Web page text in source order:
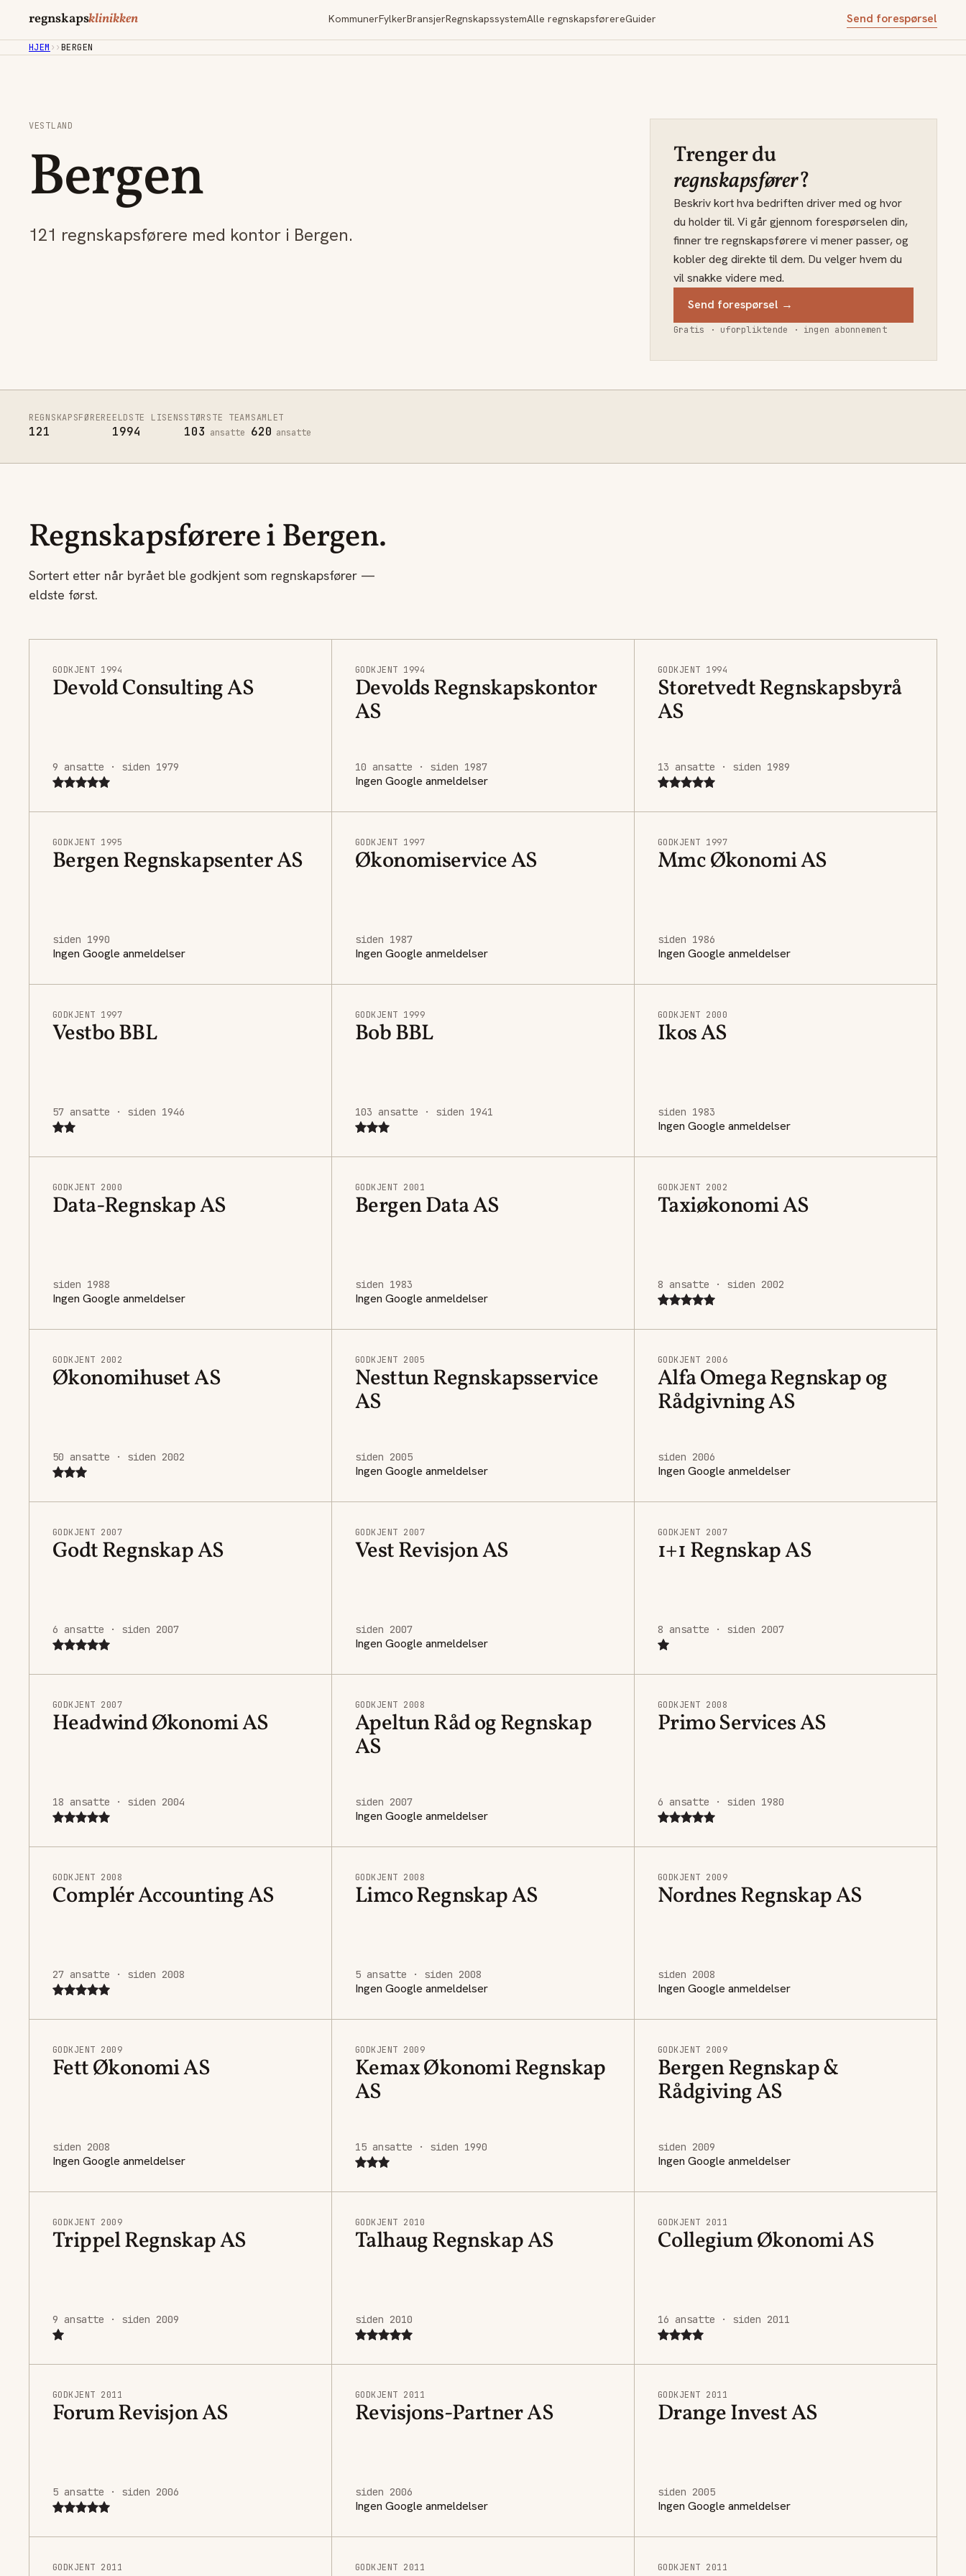
regnskapsklinikken KommunerFylkerBransjerRegnskapssystemAlle regnskapsførereGuider Send forespørsel
HJEM › ›BERGEN
VESTLAND
Bergen
121 regnskapsførere med kontor i Bergen.
Trenger du
regnskapsfører?
Beskriv kort hva bedriften driver med og hvor
du holder til. Vi går gjennom forespørselen din,
finner tre regnskapsførere vi mener passer, og
kobler deg direkte til dem. Du velger hvem du
vil snakke videre med.
Send forespørsel →
Gratis · uforpliktende · ingen abonnement
REGNSKAPSFØRERE
121
ELDSTE LISENS
1994
STØRSTE TEAM
103 ansatte
SAMLET
620 ansatte
Regnskapsførere i Bergen.
Sortert etter når byrået ble godkjent som regnskapsfører —
eldste først.
GODKJENT 1994
Devold Consulting AS
9 ansatte · siden 1979
GODKJENT 1994
Devolds Regnskapskontor
AS
10 ansatte · siden 1987
Ingen Google anmeldelser
GODKJENT 1994
Storetvedt Regnskapsbyrå
AS
13 ansatte · siden 1989
GODKJENT 1995
Bergen Regnskapsenter AS
siden 1990
Ingen Google anmeldelser
GODKJENT 1997
Økonomiservice AS
siden 1987
Ingen Google anmeldelser
GODKJENT 1997
Mmc Økonomi AS
siden 1986
Ingen Google anmeldelser
GODKJENT 1997
Vestbo BBL
57 ansatte · siden 1946
GODKJENT 1999
Bob BBL
103 ansatte · siden 1941
GODKJENT 2000
Ikos AS
siden 1983
Ingen Google anmeldelser
GODKJENT 2000
Data-Regnskap AS
siden 1988
Ingen Google anmeldelser
GODKJENT 2001
Bergen Data AS
siden 1983
Ingen Google anmeldelser
GODKJENT 2002
Taxiøkonomi AS
8 ansatte · siden 2002
GODKJENT 2002
Økonomihuset AS
50 ansatte · siden 2002
GODKJENT 2005
Nesttun Regnskapsservice
AS
siden 2005
Ingen Google anmeldelser
GODKJENT 2006
Alfa Omega Regnskap og
Rådgivning AS
siden 2006
Ingen Google anmeldelser
GODKJENT 2007
Godt Regnskap AS
6 ansatte · siden 2007
GODKJENT 2007
Vest Revisjon AS
siden 2007
Ingen Google anmeldelser
GODKJENT 2007
1+1 Regnskap AS
8 ansatte · siden 2007
GODKJENT 2007
Headwind Økonomi AS
18 ansatte · siden 2004
GODKJENT 2008
Apeltun Råd og Regnskap
AS
siden 2007
Ingen Google anmeldelser
GODKJENT 2008
Primo Services AS
6 ansatte · siden 1980
GODKJENT 2008
Complér Accounting AS
27 ansatte · siden 2008
GODKJENT 2008
Limco Regnskap AS
5 ansatte · siden 2008
Ingen Google anmeldelser
GODKJENT 2009
Nordnes Regnskap AS
siden 2008
Ingen Google anmeldelser
GODKJENT 2009
Fett Økonomi AS
siden 2008
Ingen Google anmeldelser
GODKJENT 2009
Kemax Økonomi Regnskap
AS
15 ansatte · siden 1990
GODKJENT 2009
Bergen Regnskap &
Rådgiving AS
siden 2009
Ingen Google anmeldelser
GODKJENT 2009
Trippel Regnskap AS
9 ansatte · siden 2009
GODKJENT 2010
Talhaug Regnskap AS
siden 2010
GODKJENT 2011
Collegium Økonomi AS
16 ansatte · siden 2011
GODKJENT 2011
Forum Revisjon AS
5 ansatte · siden 2006
GODKJENT 2011
Revisjons-Partner AS
siden 2006
Ingen Google anmeldelser
GODKJENT 2011
Drange Invest AS
siden 2005
Ingen Google anmeldelser
GODKJENT 2011 GODKJENT 2011 GODKJENT 2011